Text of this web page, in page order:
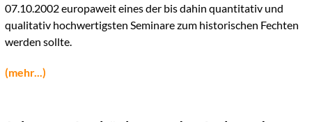
07.10.2002 europaweit eines der bis dahin quantitativ und
qualitativ hochwertigsten Seminare zum historischen Fechten
werden sollte.
(mehr...)